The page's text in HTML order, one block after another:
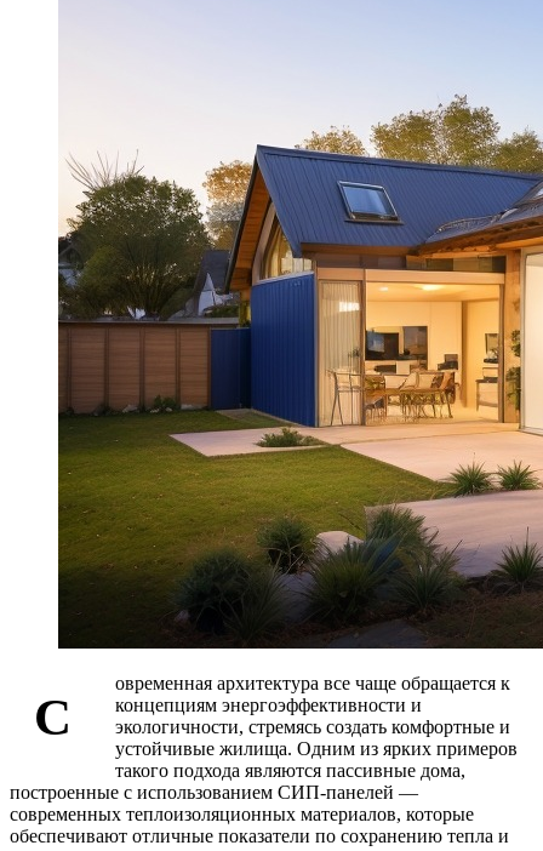
С
овременная архитектура все чаще обращается к
концепциям энергоэффективности и
экологичности, стремясь создать комфортные и
устойчивые жилища. Одним из ярких примеров
такого подхода являются пассивные дома,
построенные с использованием СИП-панелей —
современных теплоизоляционных материалов, которые
обеспечивают отличные показатели по сохранению тепла и